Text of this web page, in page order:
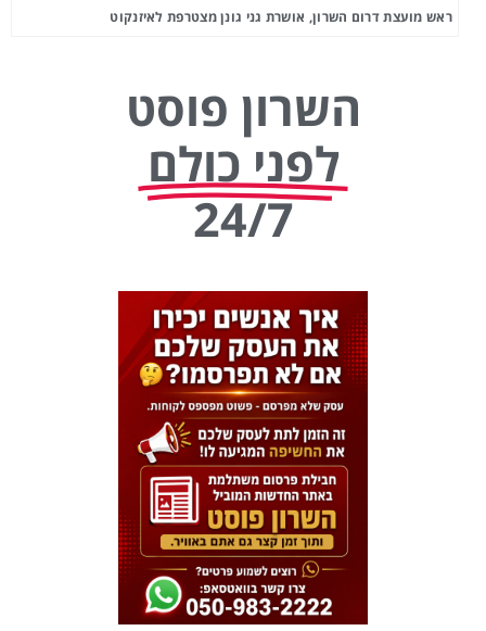
ראש מועצת דרום השרון, אושרת גני גונן מצטרפת לאיזנקוט
השרון פוסט
לפני כולם
24/7